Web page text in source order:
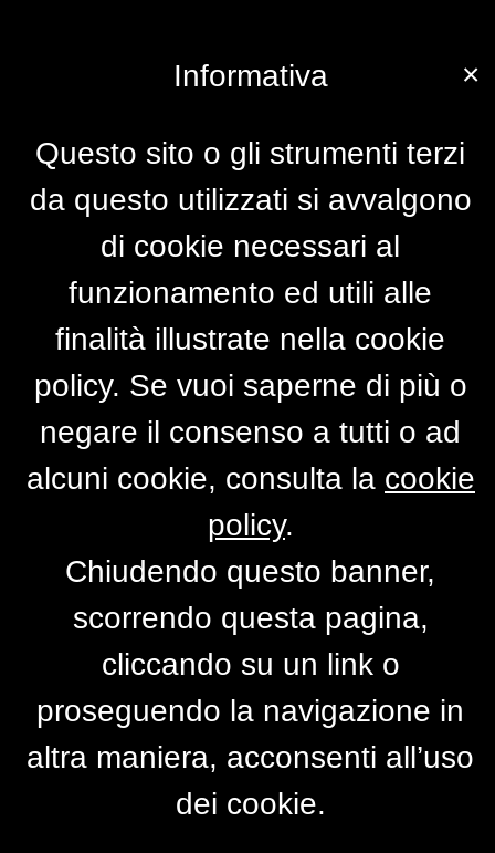
Per accedere alla versione completa del
clicca qui
PRIMO PIANO
×
Informativa
Questo sito o gli strumenti terzi
da questo utilizzati si avvalgono
di cookie necessari al
funzionamento ed utili alle
finalità illustrate nella cookie
policy. Se vuoi saperne di più o
negare il consenso a tutti o ad
alcuni cookie, consulta la cookie
policy.
Chiudendo questo banner,
scorrendo questa pagina,
cliccando su un link o
proseguendo la navigazione in
altra maniera, acconsenti all’uso
dei cookie.